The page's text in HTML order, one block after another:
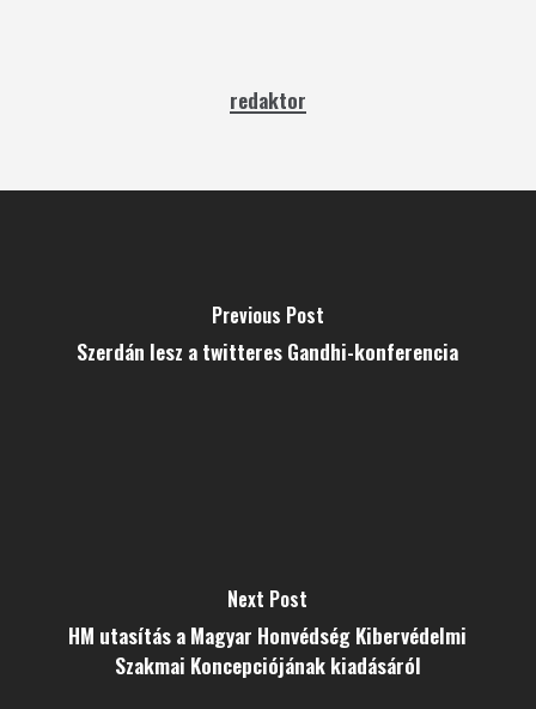
redaktor
Previous Post
Szerdán lesz a twitteres Gandhi-konferencia
Next Post
HM utasítás a Magyar Honvédség Kibervédelmi
Szakmai Koncepciójának kiadásáról